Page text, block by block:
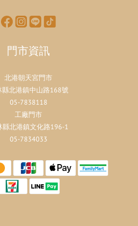
門市資訊
北港朝天宮門市
縣北港鎮中山路168號
05-7838118
工廠門市
縣北港鎮文化路196-1
05-7834033